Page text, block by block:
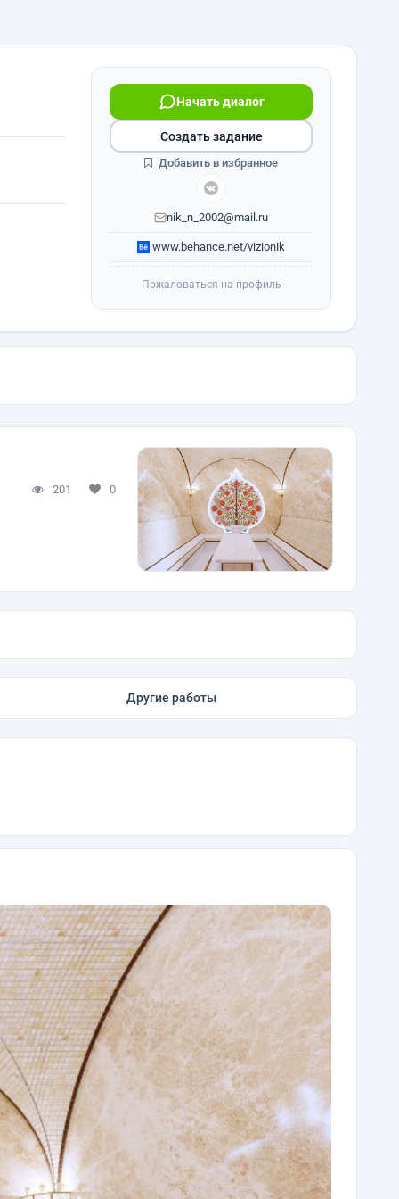
Начать диалог
nik_n_2002@mail.ru
www.behance.net/vizionik
Создать задание
Добавить в избранное
Пожаловаться на профиль
201 0
Другие работы